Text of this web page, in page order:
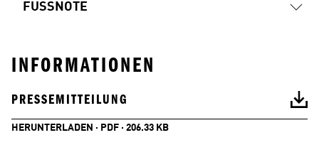
FUSSNOTE
INFORMATIONEN
PRESSEMITTEILUNG
HERUNTERLADEN · PDF · 206.33 KB